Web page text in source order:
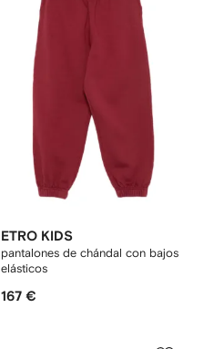
ETRO KIDS
pantalones de chándal con bajos
elásticos
167 €